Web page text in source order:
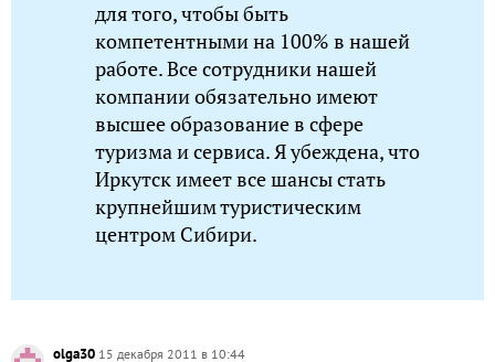
для того, чтобы быть
компетентными на 100% в нашей
работе. Все сотрудники нашей
компании обязательно имеют
высшее образование в сфере
туризма и сервиса. Я убеждена, что
Иркутск имеет все шансы стать
крупнейшим туристическим
центром Сибири.
olga30 15 декабря 2011 в 10:44